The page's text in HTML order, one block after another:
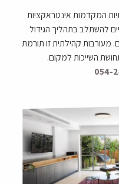
המקדמות אינטראקציות
להשתלב בתהליך הגידול
מעורבות קהילתית זו תורמת
השייכות למקום.
054-